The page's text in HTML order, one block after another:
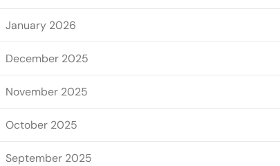
January 2026
December 2025
November 2025
October 2025
September 2025